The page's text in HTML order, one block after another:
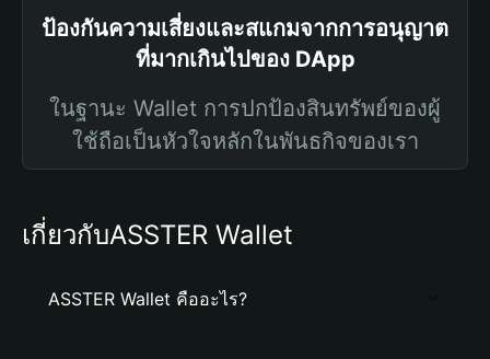
ป้องกันความเสี่ยงและสแกมจากการอนุญาต
ที่มากเกินไปของ DApp
ในฐานะ Wallet การปกป้องสินทรัพย์ของผู้
ใช้ถือเป็นหัวใจหลักในพันธกิจของเรา
เกี่ยวกับASSTER Wallet
ASSTER Wallet คืออะไร?